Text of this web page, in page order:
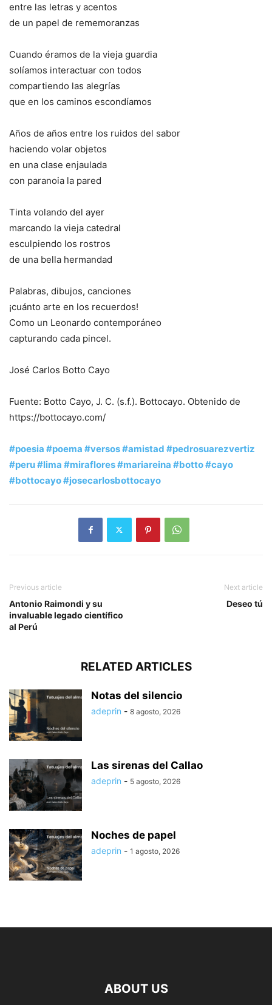
entre las letras y acentos
de un papel de rememoranzas
Cuando éramos de la vieja guardia
solíamos interactuar con todos
compartiendo las alegrías
que en los caminos escondíamos
Años de años entre los ruidos del sabor
haciendo volar objetos
en una clase enjaulada
con paranoia la pared
Tinta volando del ayer
marcando la vieja catedral
esculpiendo los rostros
de una bella hermandad
Palabras, dibujos, canciones
¡cuánto arte en los recuerdos!
Como un Leonardo contemporáneo
capturando cada pincel.
José Carlos Botto Cayo
Fuente: Botto Cayo, J. C. (s.f.). Bottocayo. Obtenido de
https://bottocayo.com/
#poesia #poema #versos#amistad #pedrosuarezvertiz
#peru#lima #miraflores#mariareina #botto#cayo
#bottocayo#josecarlosbottocayo
Previous article
Antonio Raimondi y su
invaluable legado científico
al Perú
Next article
Deseo tú
RELATED ARTICLES
Notas del silencio
adeprin - 8 agosto, 2026
Las sirenas del Callao
adeprin - 5 agosto, 2026
Noches de papel
adeprin - 1 agosto, 2026
ABOUT US